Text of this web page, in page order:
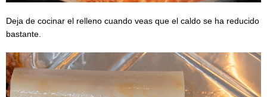
Deja de cocinar el relleno cuando veas que el caldo se ha reducido
bastante.